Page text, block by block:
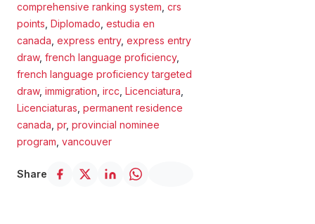
comprehensive ranking system crs
points Diplomado estudia en
canada express entry, express entry
draw, french language proficiency,
french language proficiency targeted
draw, immigration ircc Licenciatura
Licenciaturas permanent residence
canada pr, provincial nominee
program vancouver
Share